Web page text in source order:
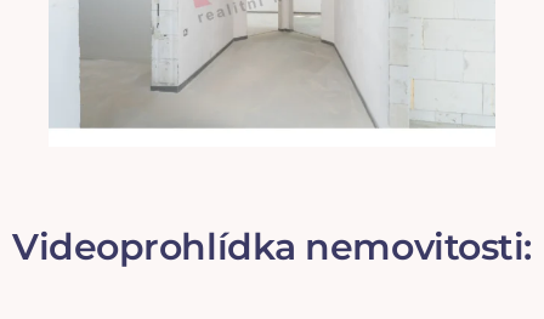
Videoprohlídka nemovitosti: